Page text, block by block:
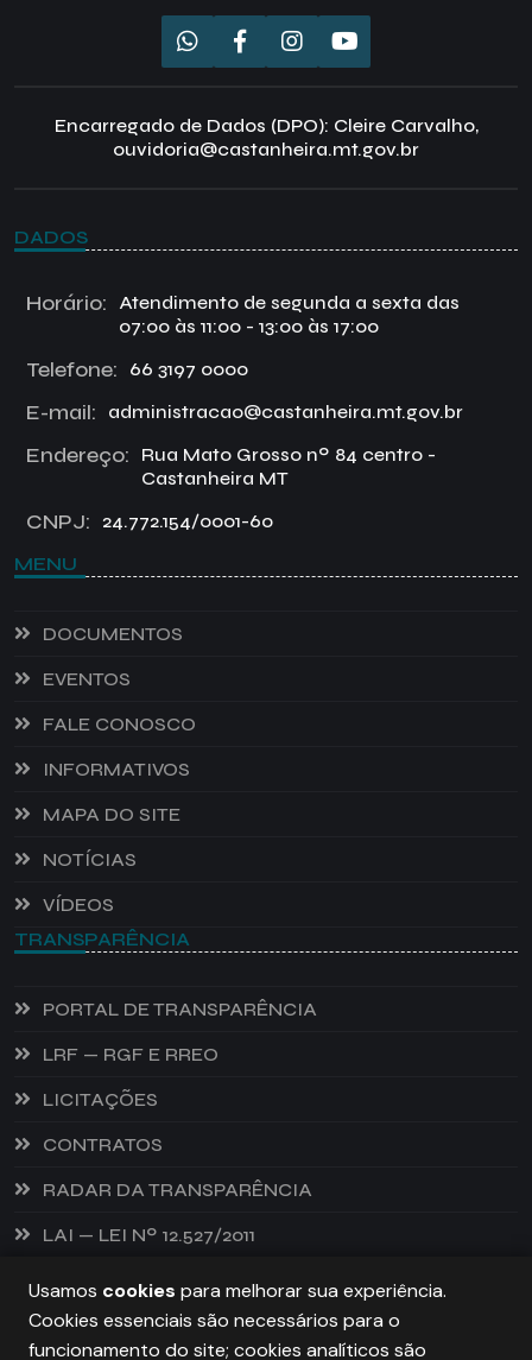
Encarregado de Dados (DPO): Cleire Carvalho,
ouvidoria@castanheira.mt.gov.br
DADOS
Horário:
Atendimento de segunda a sexta das
07:00 às 11:00 - 13:00 às 17:00
Telefone: 66 3197 0000
E-mail: administracao@castanheira.mt.gov.br
Endereço:
Rua Mato Grosso nº 84 centro -
Castanheira MT
CNPJ: 24.772.154/0001-60
MENU
DOCUMENTOS
EVENTOS
FALE CONOSCO
INFORMATIVOS
MAPA DO SITE
NOTÍCIAS
VÍDEOS
TRANSPARÊNCIA
PORTAL DE TRANSPARÊNCIA
LRF — RGF E RREO
LICITAÇÕES
CONTRATOS
RADAR DA TRANSPARÊNCIA
LAI — LEI Nº 12.527/2011
PREFEITURA DE CASTANHEIRA, TODOS OS DIREITOS
Usamos cookies para melhorar sua experiência.
Cookies essenciais são necessários para o
funcionamento do site; cookies analíticos são